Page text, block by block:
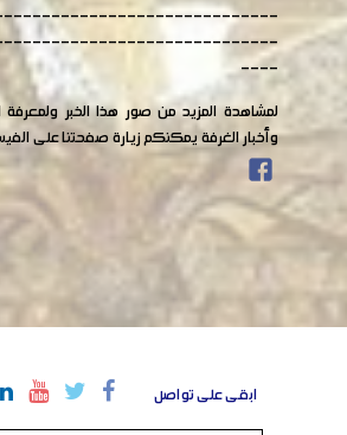
----
لمشاهدة المزيد من صور هذا الخبر
وأخبار الغرفة يمكنكم زيارة صفحتنا على
ابقى على تواصل